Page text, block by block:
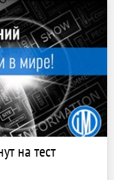
на тест